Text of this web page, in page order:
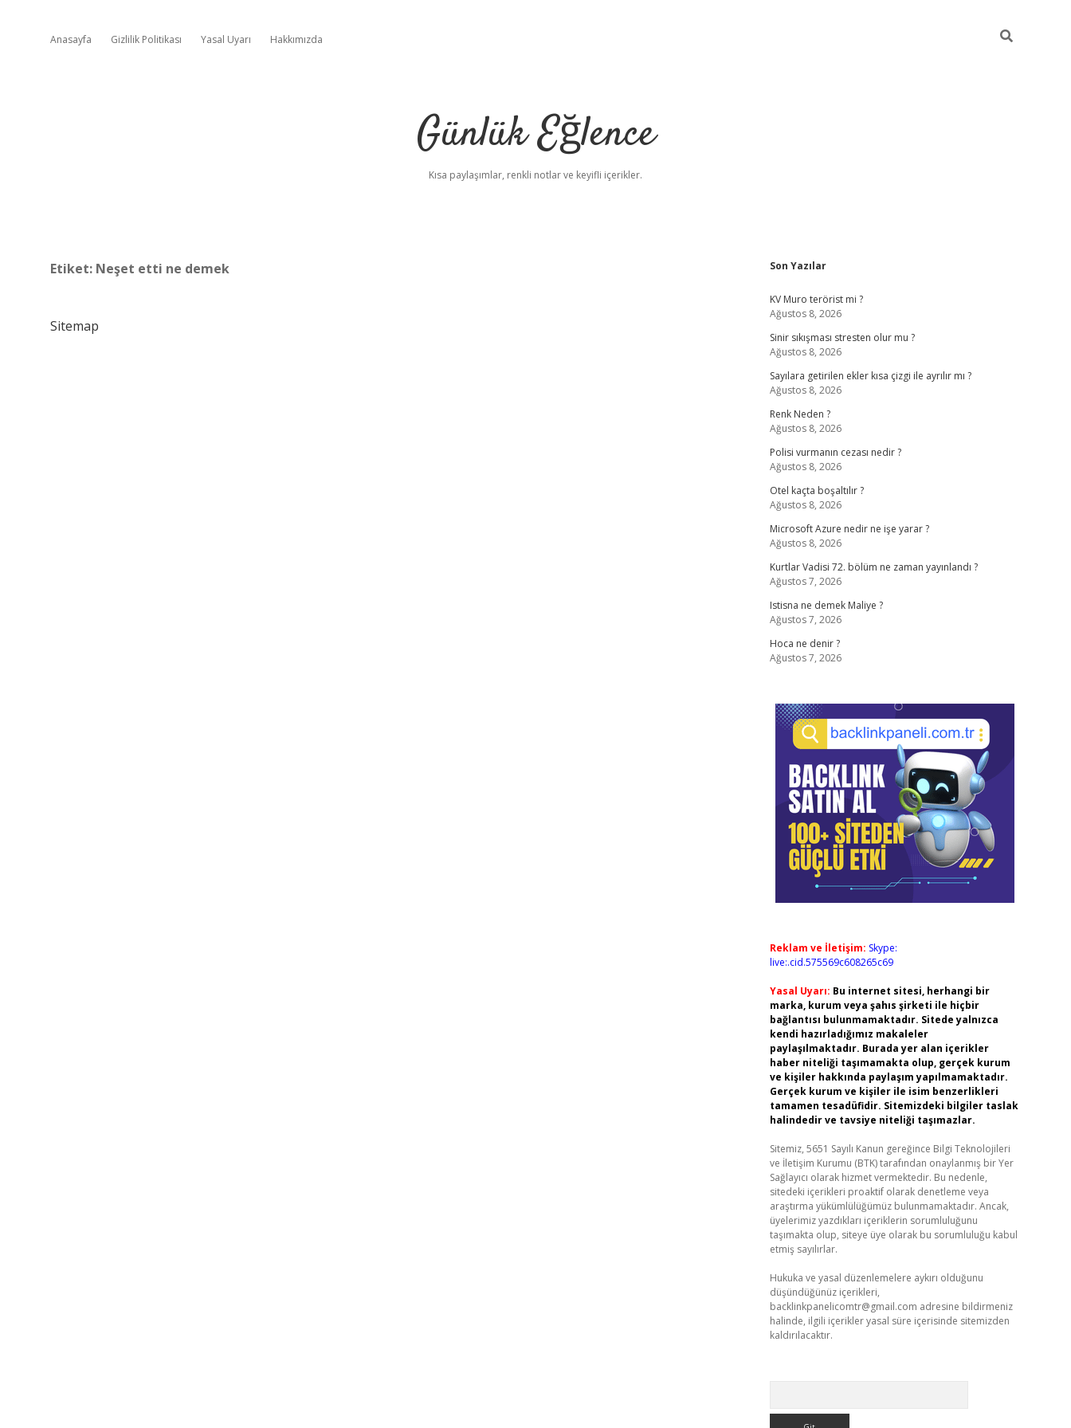
Anasayfa Gizlilik Politikası Yasal Uyarı Hakkımızda
Günlük Eğlence
Kısa paylaşımlar, renkli notlar ve keyifli içerikler.
Etiket: Neşet etti ne demek
Sitemap
Sidebar
Son Yazılar
KV Muro terörist mi ?
Ağustos 8, 2026
Sinir sıkışması stresten olur mu ?
Ağustos 8, 2026
Sayılara getirilen ekler kısa çizgi ile ayrılır mı ?
Ağustos 8, 2026
Renk Neden ?
Ağustos 8, 2026
Polisi vurmanın cezası nedir ?
Ağustos 8, 2026
Otel kaçta boşaltılır ?
Ağustos 8, 2026
Microsoft Azure nedir ne işe yarar ?
Ağustos 8, 2026
Kurtlar Vadisi 72. bölüm ne zaman yayınlandı ?
Ağustos 7, 2026
Istisna ne demek Maliye ?
Ağustos 7, 2026
Hoca ne denir ?
Ağustos 7, 2026
Reklam ve İletişim: Skype:
live:.cid.575569c608265c69
Yasal Uyarı: Bu internet sitesi, herhangi bir
marka, kurum veya şahıs şirketi ile hiçbir
bağlantısı bulunmamaktadır. Sitede yalnızca
kendi hazırladığımız makaleler
paylaşılmaktadır. Burada yer alan içerikler
haber niteliği taşımamakta olup, gerçek kurum
ve kişiler hakkında paylaşım yapılmamaktadır.
Gerçek kurum ve kişiler ile isim benzerlikleri
tamamen tesadüfidir. Sitemizdeki bilgiler taslak
halindedir ve tavsiye niteliği taşımazlar.
Sitemiz, 5651 Sayılı Kanun gereğince Bilgi Teknolojileri
ve İletişim Kurumu (BTK) tarafından onaylanmış bir Yer
Sağlayıcı olarak hizmet vermektedir. Bu nedenle,
sitedeki içerikleri proaktif olarak denetleme veya
araştırma yükümlülüğümüz bulunmamaktadır. Ancak,
üyelerimiz yazdıkları içeriklerin sorumluluğunu
taşımakta olup, siteye üye olarak bu sorumluluğu kabul
etmiş sayılırlar.
Hukuka ve yasal düzenlemelere aykırı olduğunu
düşündüğünüz içerikleri,
backlinkpanelicomtr@gmail.com adresine bildirmeniz
halinde, ilgili içerikler yasal süre içerisinde sitemizden
kaldırılacaktır.
tambet girişbonus veren bahis siteleri